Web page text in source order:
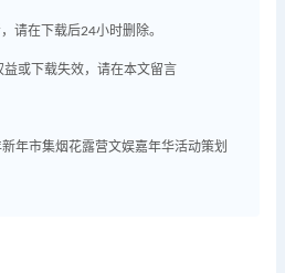
请在下载后24小时删除。
或下载失效，请在本文留言
年市集烟花露营文娱嘉年华活动策划